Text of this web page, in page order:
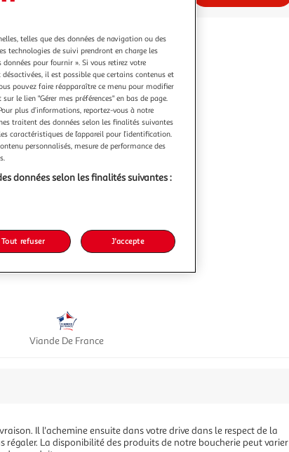
Viande De France
Il l'achemine ensuite dans votre drive dans le respect de la
régaler. La disponibilité des produits de notre boucherie peut varier
telles que des données de navigation ou des
technologies de suivi prendront en charge les
pour fournir ». Si vous retirez votre
il est possible que certains contenus et
pouvez faire réapparaître ce menu pour modifier
le lien "Gérer mes préférences" en bas de page.
plus d’informations, reportez-vous à notre
traitent des données selon les finalités suivantes
caractéristiques de l’appareil pour l’identification.
personnalisés, mesure de performance des
données selon les finalités suivantes :
Tout refuser J'accepte